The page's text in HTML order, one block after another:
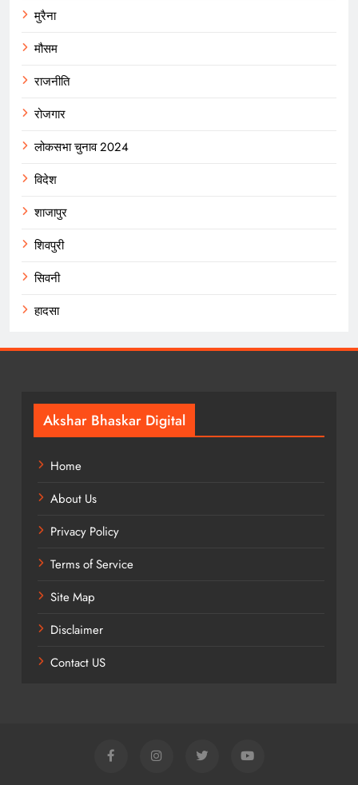
मुरैना
मौसम
राजनीति
रोजगार
लोकसभा चुनाव 2024
विदेश
शाजापुर
शिवपुरी
सिवनी
हादसा
Akshar Bhaskar Digital
Home
About Us
Privacy Policy
Terms of Service
Site Map
Disclaimer
Contact US